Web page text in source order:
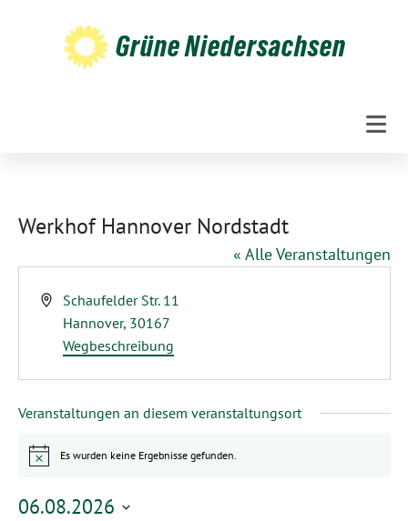
Grüne Niedersachsen
Werkhof Hannover Nordstadt
« Alle Veranstaltungen
AdresseSchaufelder Str. 11
Hannover, 30167
Wegbeschreibung
Veranstaltungen an diesem veranstaltungsort
HinweisEs wurden keine Ergebnisse gefunden.
06.08.2026